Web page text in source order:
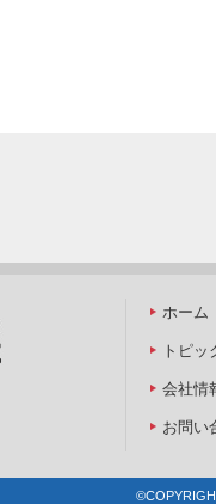
ホーム
トピッ
会社情
お問い